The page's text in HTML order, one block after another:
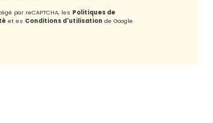
par reCAPTCHA, les Politiques de
et es Conditions d'utilisation de Google